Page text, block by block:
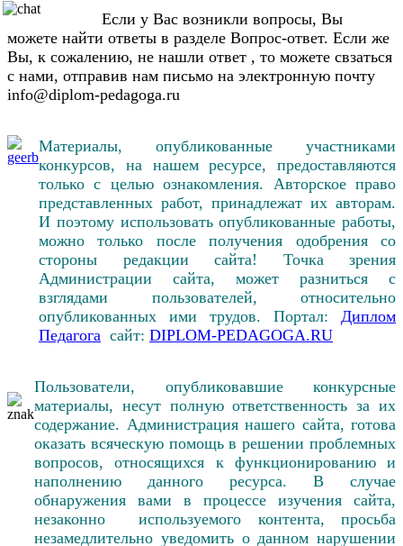
Если у Вас возникли вопросы, Вы
можете найти ответы в разделе Вопрос-ответ. Если же
Вы, к сожалению, не нашли ответ , то можете свзаться
с нами, отправив нам письмо на электронную почту
info@diplom-pedagoga.ru
Материалы, опубликованные участниками
конкурсов, на нашем ресурсе, предоставляются
только с целью ознакомления. Авторское право
представленных работ, принадлежат их авторам.
И поэтому использовать опубликованные работы,
можно только после получения одобрения со
стороны редакции сайта! Точка зрения
Администрации сайта, может разниться с
взглядами пользователей, относительно
опубликованных ими трудов. Портал: Диплом
Педагога сайт: DIPLOM-PEDAGOGA.RU
Пользователи, опубликовавшие конкурсные
материалы, несут полную ответственность за их
содержание. Администрация нашего сайта, готова
оказать всяческую помощь в решении проблемных
вопросов, относящихся к функционированию и
наполнению данного ресурса. В случае
обнаружения вами в процессе изучения сайта,
незаконно используемого контента, просьба
незамедлительно уведомить о данном нарушении